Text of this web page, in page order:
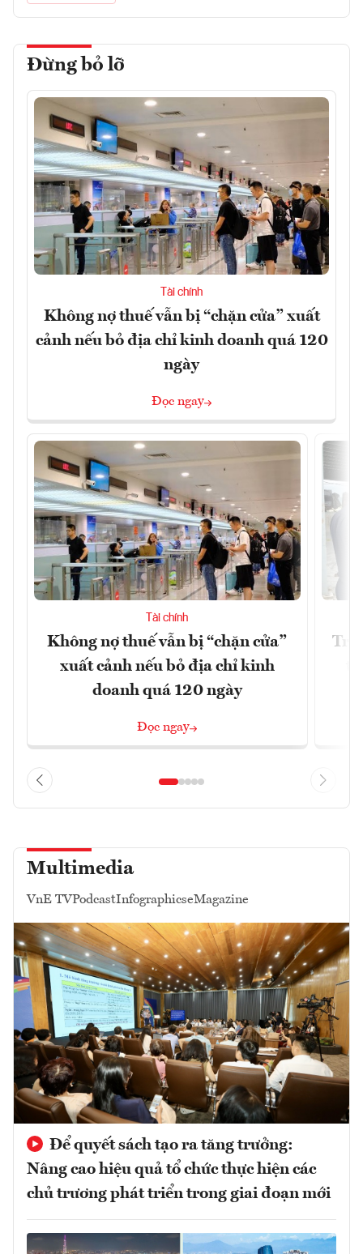
Đừng bỏ lỡ
Tài chính
Không nợ thuế vẫn bị “chặn cửa” xuất
cảnh nếu bỏ địa chỉ kinh doanh quá 120
ngày
Đọc ngay
Tài chính
Không nợ thuế vẫn bị “chặn cửa”
xuất cảnh nếu bỏ địa chỉ kinh
doanh quá 120 ngày
Đọc ngay
Multimedia
VnE TVPodcastInfographicseMagazine
Để quyết sách tạo ra tăng trưởng:
Nâng cao hiệu quả tổ chức thực hiện các
chủ trương phát triển trong giai đoạn mới